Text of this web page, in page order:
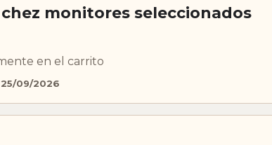
monitores seleccionados
en el carrito
09/2026